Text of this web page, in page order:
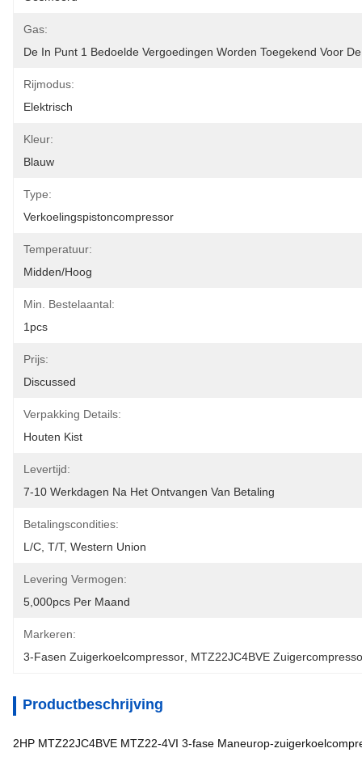
Gas:
De In Punt 1 Bedoelde Vergoedingen Worden Toegekend Voor
Rijmodus:
Elektrisch
Kleur:
Blauw
Type:
Verkoelingspistoncompressor
Temperatuur:
Midden/hoog
Min. Bestelaantal:
1pcs
Prijs:
Discussed
Verpakking Details:
Houten Kist
Levertijd:
7-10 Werkdagen Na Het Ontvangen Van Betaling
Betalingscondities:
L/C, T/T, Western Union
Levering Vermogen:
5,000pcs Per Maand
Markeren:
3-Fasen Zuigerkoelcompressor MTZ22JC4BVE
Productbeschrijving
2HP MTZ22JC4BVE MTZ22-4VI 3-fase Maneurop-